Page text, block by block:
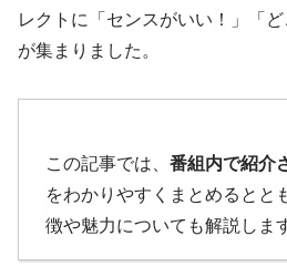
レクトに「センスがいい！」「
が集まりました。
この記事では、 番組内で紹介
をわかりやすくまとめるとと
徴や魅力についても解説しま